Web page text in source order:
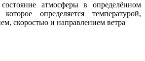
атмосферы в определённом
определяется температурой,
скоростью и направлением ветра